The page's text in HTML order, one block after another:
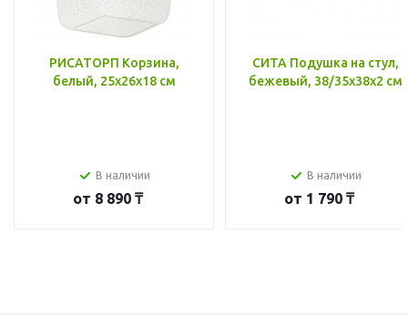
РИСАТОРП Корзина,
белый, 25x26x18 см
В наличии
от 8 890 ₸
СИТА Подушка на стул,
бежевый, 38/35x38x2 см
В наличии
от 1 790 ₸